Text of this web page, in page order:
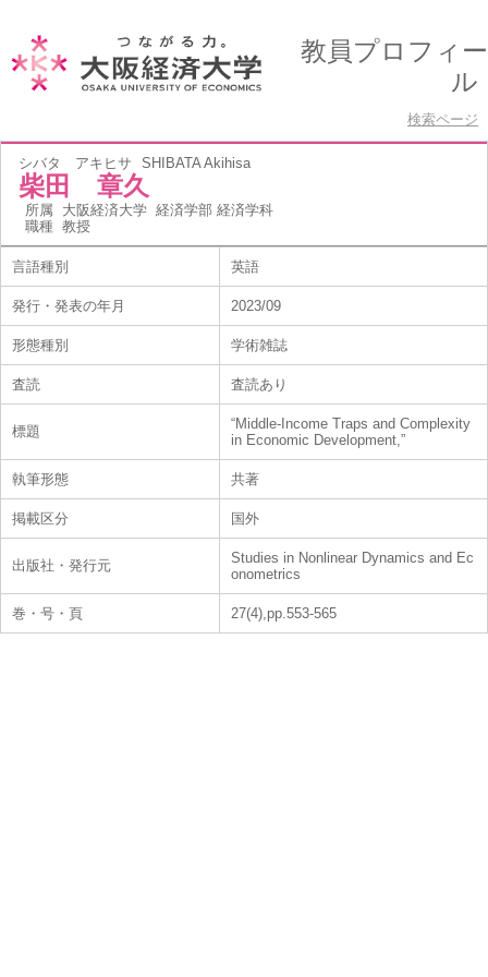
教員プロフィー
ル
検索ページ
シバタ アキヒサ SHIBATA Akihisa
柴田 章久
所属 大阪経済大学 経済学部 経済学科
職種 教授
言語種別 英語
発行・発表の年月 2023/09
形態種別 学術雑誌
査読 査読あり
標題
“Middle-Income Traps and Complexity
in Economic Development,”
執筆形態 共著
掲載区分 国外
出版社・発行元
Studies in Nonlinear Dynamics and Ec
onometrics
巻・号・頁 27(4),pp.553-565